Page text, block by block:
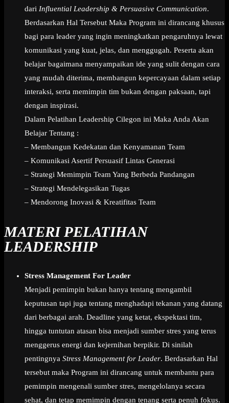
dari Influential Leadership & Persuasive Communication.
Berdasarkan Hal Tersebut Maka Program ini dirancang khusus
bagi para leader yang ingin meningkatkan pengaruhnya lewat
komunikasi yang kuat, jelas, dan menggugah. Peserta akan
belajar bagaimana menyampaikan ide yang sulit dengan cara
yang mudah diterima, membangun kepercayaan dalam setiap
interaksi, serta memimpin tim bukan dengan paksaan, tapi
dengan inspirasi.
Dalam Pelatihan Leadership Cilegon ini Maka Anda Akan
Belajar Tentang :
– Membangun Kedekatan dan Kenyamanan Team
– Komunikasi Asertif Persuasif Lintas Generasi
– Strategi Memimpin Team Yang Berbeda Pandangan
– Strategi Mendelegasikan Tugas
– Mendorong Inovasi & Kreatifitas Team
MATERI PELATIHAN
LEADERSHIP
Stress Management For Leader
Menjadi pemimpin bukan hanya tentang mengambil
keputusan tapi juga tentang menghadapi tekanan yang datang
dari berbagai arah. Deadline yang ketat, ekspektasi tim,
hingga tuntutan atasan bisa menjadi sumber stres yang terus
menggerus energi dan kejernihan berpikir. Di sinilah
pentingnya Stress Management for Leader. Berdasarkan Hal
tersebut maka Program ini dirancang untuk membantu para
pemimpin mengenali sumber stres, mengelolanya secara
sehat, dan tetap memimpin dengan tenang serta penuh fokus.